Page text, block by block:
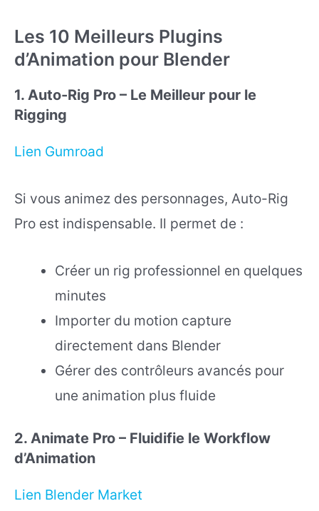
Les 10 Meilleurs Plugins
d’Animation pour Blender
1. Auto-Rig Pro – Le Meilleur pour le
Rigging
Lien Gumroad
Si vous animez des personnages, Auto-Rig
Pro est indispensable. Il permet de :
Créer un rig professionnel en quelques
minutes
Importer du motion capture
directement dans Blender
Gérer des contrôleurs avancés pour
une animation plus fluide
2. Animate Pro – Fluidifie le Workflow
d’Animation
Lien Blender Market